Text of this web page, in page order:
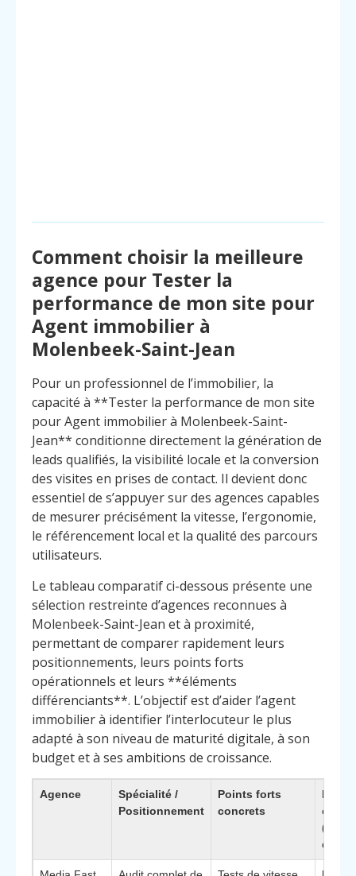
Comment choisir la meilleure
agence pour Tester la
performance de mon site pour
Agent immobilier à
Molenbeek-Saint-Jean
Pour un professionnel de l’immobilier, la
capacité à **Tester la performance de mon site
pour Agent immobilier à Molenbeek-Saint-
Jean** conditionne directement la génération de
leads qualifiés, la visibilité locale et la conversion
des visites en prises de contact. Il devient donc
essentiel de s’appuyer sur des agences capables
de mesurer précisément la vitesse, l’ergonomie,
le référencement local et la qualité des parcours
utilisateurs.
Le tableau comparatif ci-dessous présente une
sélection restreinte d’agences reconnues à
Molenbeek-Saint-Jean et à proximité,
permettant de comparer rapidement leurs
positionnements, leurs points forts
opérationnels et leurs **éléments
différenciants**. L’objectif est d’aider l’agent
immobilier à identifier l’interlocuteur le plus
adapté à son niveau de maturité digitale, à son
budget et à ses ambitions de croissance.
Agence
Spécialité /
Positionnement
Points forts
concrets